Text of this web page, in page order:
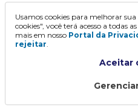
Usamos cookies para melhorar
cookies", você terá acesso a todas
mais em nosso Portal da
rejeitar.
Aceitar